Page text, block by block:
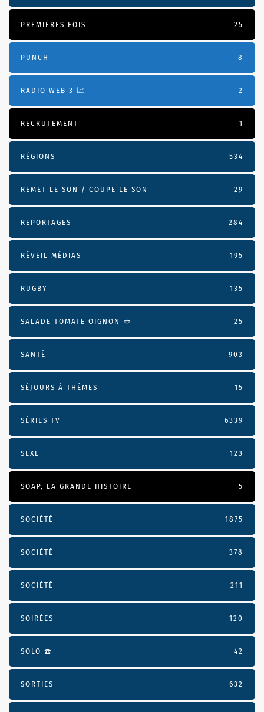
PREMIÈRES FOIS 25
PUNCH 8
RADIO WEB 3 📈 2
RECRUTEMENT 1
RÉGIONS 534
REMET LE SON / COUPE LE SON 29
REPORTAGES 284
RÉVEIL MÉDIAS 195
RUGBY 135
SALADE TOMATE OIGNON 🥙 25
SANTÉ 903
SÉJOURS À THÈMES 15
SÉRIES TV 6339
SEXE 123
SOAP, LA GRANDE HISTOIRE 5
SOCIÉTÉ 1875
SOCIÉTÉ 378
SOCIÉTÉ 211
SOIRÉES 120
SOLO ☎️ 42
SORTIES 632